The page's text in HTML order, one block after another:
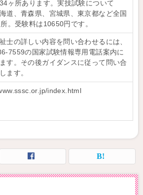
ヶ所あります。実技試験について
道、青森県、宮城県、東京都など全国
。受験料は10650円です。
士の詳しい内容を問い合わせるには、
7559の国家試験情報専用電話案内に
す。その後ガイダンスに従って問い合
ます。
index.html